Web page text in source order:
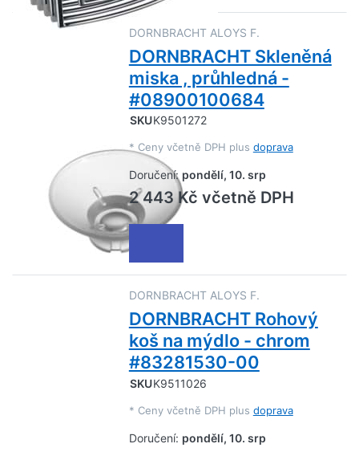
DORNBRACHT ALOYS F.
DORNBRACHT Skleněná
miska , průhledná -
#08900100684
SKUK9501272
* Ceny včetně DPH plus doprava
Doručení: pondělí, 10. srp
2 443 Kč včetně DPH
DORNBRACHT ALOYS F.
DORNBRACHT Rohový
koš na mýdlo - chrom
#83281530-00
SKUK9511026
* Ceny včetně DPH plus doprava
Doručení: pondělí, 10. srp